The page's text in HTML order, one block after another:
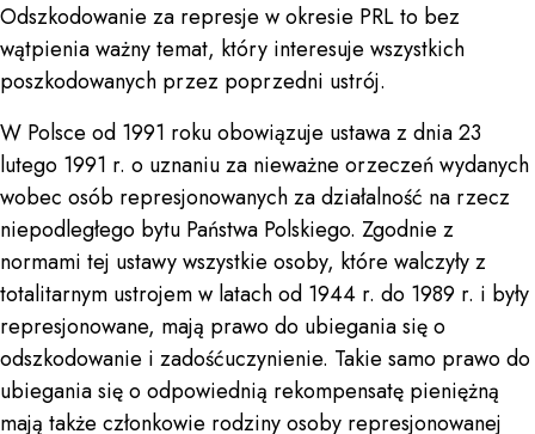
Odszkodowanie za represje w okresie PRL to bez
wątpienia ważny temat, który interesuje wszystkich
poszkodowanych przez poprzedni ustrój.
W Polsce od 1991 roku obowiązuje ustawa z dnia 23
lutego 1991 r. o uznaniu za nieważne orzeczeń wydanych
wobec osób represjonowanych za działalność na rzecz
niepodległego bytu Państwa Polskiego. Zgodnie z
normami tej ustawy wszystkie osoby, które walczyły z
totalitarnym ustrojem w latach od 1944 r. do 1989 r. i były
represjonowane, mają prawo do ubiegania się o
odszkodowanie i zadośćuczynienie. Takie samo prawo do
ubiegania się o odpowiednią rekompensatę pieniężną
mają także członkowie rodziny osoby represjonowanej